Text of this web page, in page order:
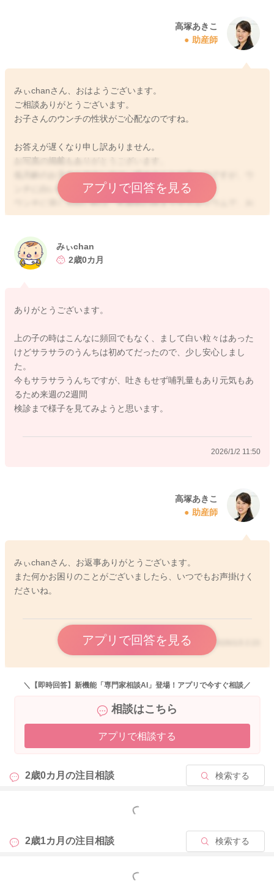
高塚あきこ
助産師
みぃchanさん、おはようございます。
ご相談ありがとうございます。
お子さんのウンチの性状がご心配なのですね。
お答えが遅くなり申し訳ありません。
お写真の掲載もありがとうございます。
低月齢のお子さんのウンチは、緩めのことが多いのですが、ウ
ンチに白い粒が混じることはよくありますよ。
ウンチに混じる白い粒は、乳脂肪の固まりやカルシウムで、お
っぱいの場合でもミルクの場合でもよく見られますよ。腸で吸
不良ではなく、授乳期のお子さんには非常によくあることで
す。まだお子さんの腸内細菌叢は不安定なので、一時的に腸内
もし、ウンチの性状の変化に併せて、例えば頻回に吐いてしま
ない、体重が減るなどがあれば、小児科でご相談くださいね。
アプリで回答を見る
みぃchan
2歳0カ月
ありがとうございます。
上の子の時はこんなに頻回でもなく、まして白い粒々はあった
けどサラサラのうんちは初めてだったので、少し安心しまし
た。
今もサラサラうんちですが、吐きもせず哺乳量もあり元気もあ
るため来週の2週間
検診まで様子を見てみようと思います。
2026/1/2 11:50
高塚あきこ
助産師
みぃchanさん、お返事ありがとうございます。
また何かお困りのことがございましたら、いつでもお声掛けく
ださいね。
アプリで回答を見る 2026/1/3 2:23
＼【即時回答】新機能「専門家相談AI」登場！アプリで今すぐ相談／
相談はこちら
アプリで相談する
2歳0カ月の注目相談 検索する
もっと見る
2歳1カ月の注目相談 検索する
もっと見る